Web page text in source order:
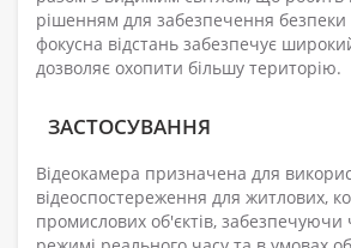
рішенням для забезпечення
фокусна відстань забезпечує
дозволяє охопити більшу територію.
ЗАСТОСУВАННЯ
Відеокамера призначена для
відеоспостереження для житлових,
промислових об'єктів, забезпечуючи